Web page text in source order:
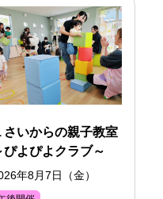
さいからの親子教室
ぴよぴよクラブ～
年8月7日（金）